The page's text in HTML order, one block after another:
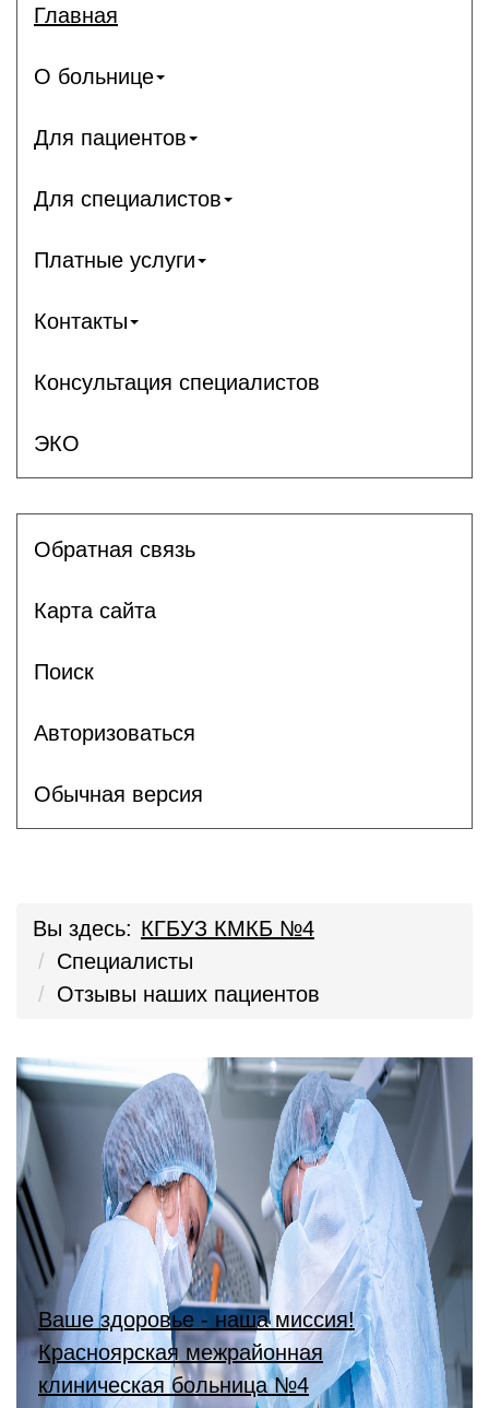
Главная
О больнице
Для пациентов
Для специалистов
Платные услуги
Контакты
Консультация специалистов
ЭКО
Обратная связь
Карта сайта
Поиск
Авторизоваться
Обычная версия
Вы здесь: КГБУЗ КМКБ №4
Специалисты
Отзывы наших пациентов
Ваше здоровье - наша миссия!
Красноярская межрайонная
клиническая больница №4